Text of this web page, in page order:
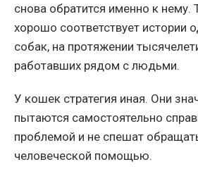
снова обратится именно к нему.
хорошо соответствует истории
собак, на протяжении
работавших рядом с людьми.
У кошек стратегия иная. Они
пытаются самостоятельно
проблемой и не спешат
человеческой помощью.